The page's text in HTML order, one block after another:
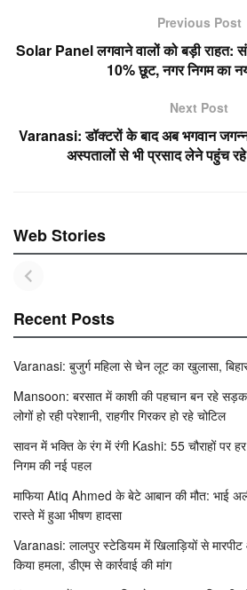
b
k
s
A
p
e
Previous Post
Solar Panel लगवाने वालों को बड़ी राहत:
10% छूट, नगर निगम का
Next Post
Varanasi: डॉक्टरों के बाद अब भगवान
अस्पतालों से भी प्रसाद लेने पहुंच
Web Stories
Recent Posts
Varanasi: बुजुर्ग महिला से चेन लूट का खुलासा,
Mansoon: बरसात में काशी की पहचान बन रहे
लोगों हो रही परेशानी, राहगीर गिरकर हो रहे चोटिल
सावन में भक्ति के रंग में रंगी Kashi: 55 चौराहों पर
निगम की नई पहल
माफिया Atiq Ahmed के बेटे आबान की मौत: भाई
रास्ते में हुआ भीषण हादसा
Varanasi: लालपुर स्टेडियम में खिलाड़ियों से
किया हमला, डीएम से कार्रवाई की मांग